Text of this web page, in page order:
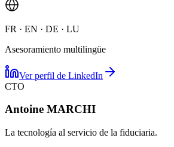
FR · EN · DE · LU
Asesoramiento multilingüe
Ver perfil de LinkedIn
CTO
Antoine MARCHI
La tecnología al servicio de la fiduciaria.